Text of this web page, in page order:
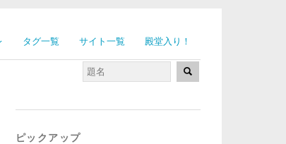
タグ一覧 サイト一覧 殿堂入り！
ピックアップ